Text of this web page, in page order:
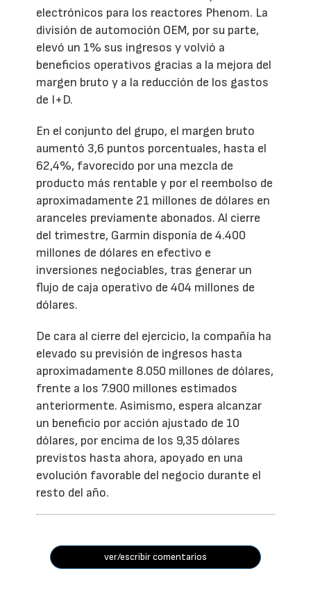
electrónicos para los reactores Phenom. La
división de automoción OEM, por su parte,
elevó un 1% sus ingresos y volvió a
beneficios operativos gracias a la mejora del
margen bruto y a la reducción de los gastos
de I+D.
En el conjunto del grupo, el margen bruto
aumentó 3,6 puntos porcentuales, hasta el
62,4%, favorecido por una mezcla de
producto más rentable y por el reembolso de
aproximadamente 21 millones de dólares en
aranceles previamente abonados. Al cierre
del trimestre, Garmin disponía de 4.400
millones de dólares en efectivo e
inversiones negociables, tras generar un
flujo de caja operativo de 404 millones de
dólares.
De cara al cierre del ejercicio, la compañía ha
elevado su previsión de ingresos hasta
aproximadamente 8.050 millones de dólares,
frente a los 7.900 millones estimados
anteriormente. Asimismo, espera alcanzar
un beneficio por acción ajustado de 10
dólares, por encima de los 9,35 dólares
previstos hasta ahora, apoyado en una
evolución favorable del negocio durante el
resto del año.
ver/escribir comentarios